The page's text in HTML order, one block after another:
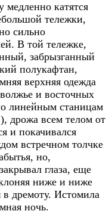
медленно катятся
тележки,
сильно
В той тележке,
забрызганный
полукафтан,
верхняя одежда
и восточных
линейным станицам
дрожа всем телом от
и покачивался
встречном толчке
но,
глаза, еще
ниже и ниже
в дремоту. Истомила
ночь.